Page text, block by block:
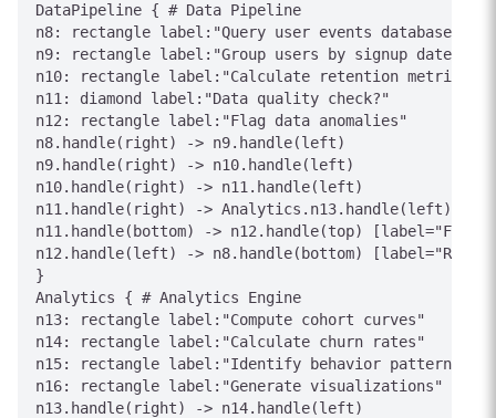
DataPipeline { # Data Pipeline
n8: rectangle label:"Query user events database"
n9: rectangle label:"Group users by signup date"
n10: rectangle label:"Calculate retention metrics"
n11: diamond label:"Data quality check?"
n12: rectangle label:"Flag data anomalies"
n8.handle(right) -> n9.handle(left)
n9.handle(right) -> n10.handle(left)
n10.handle(right) -> n11.handle(left)
n11.handle(right) -> Analytics.n13.handle(left)
n11.handle(bottom) -> n12.handle(top) [label="Fail"]
n12.handle(left) -> n8.handle(bottom)
}
Analytics { # Analytics Engine
n13: rectangle label:"Compute cohort curves"
n14: rectangle label:"Calculate churn rates"
n15: rectangle label:"Identify behavior patterns"
n16: rectangle label:"Generate visualizations"
n13.handle(right) -> n14.handle(left)